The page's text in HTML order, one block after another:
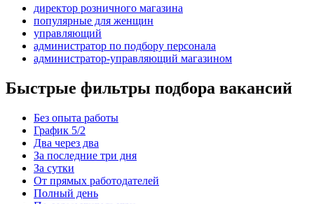
директор розничного магазина
популярные для женщин
управляющий
администратор по подбору персонала
администратор-управляющий магазином
Быстрые фильтры подбора вакансий
Без опыта работы
График 5/2
Два через два
За последние три дня
За сутки
От прямых работодателей
Полный день